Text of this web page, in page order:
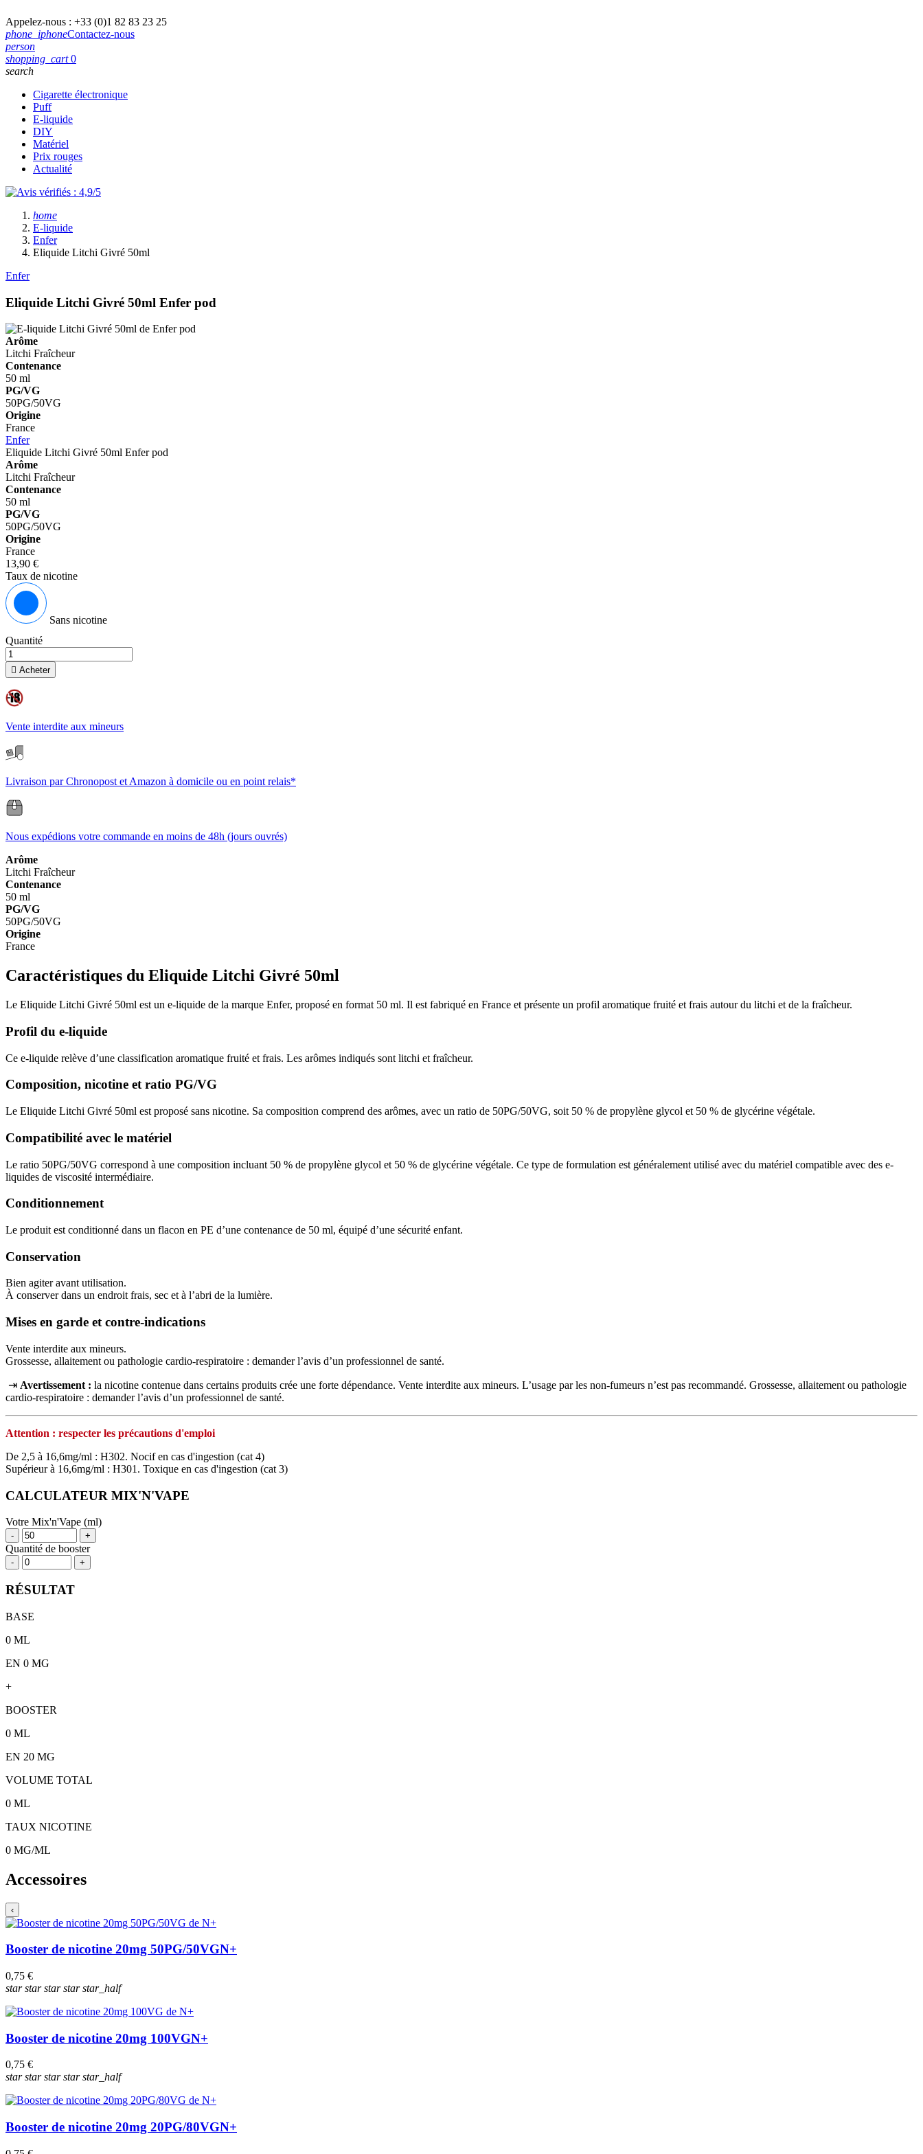
Appelez-nous : +33 (0)1 82 83 23 25
phone_iphoneContactez-nous
person
shopping_cart 0
search
Cigarette électronique
Puff
E-liquide
DIY
Matériel
Prix rouges
Actualité
home
E-liquide
Enfer
Eliquide Litchi Givré 50ml
Enfer
Eliquide Litchi Givré 50ml Enfer pod
Arôme
Litchi Fraîcheur
Contenance
50 ml
PG/VG
50PG/50VG
Origine
France
Enfer
Eliquide Litchi Givré 50ml Enfer pod
Arôme
Litchi Fraîcheur
Contenance
50 ml
PG/VG
50PG/50VG
Origine
France
13,90 €
Taux de nicotine
Sans nicotine
Quantité
 Acheter
Vente interdite aux mineurs
Livraison par Chronopost et Amazon à domicile ou en point relais*
Nous expédions votre commande en moins de 48h (jours ouvrés)
Arôme
Litchi Fraîcheur
Contenance
50 ml
PG/VG
50PG/50VG
Origine
France
Caractéristiques du Eliquide Litchi Givré 50ml
Le Eliquide Litchi Givré 50ml est un e-liquide de la marque Enfer, proposé en format 50 ml. Il est fabriqué en France et présente un profil aromatique fruité et frais autour du litchi et de la fraîcheur.
Profil du e-liquide
Ce e-liquide relève d’une classification aromatique fruité et frais. Les arômes indiqués sont litchi et fraîcheur.
Composition, nicotine et ratio PG/VG
Le Eliquide Litchi Givré 50ml est proposé sans nicotine. Sa composition comprend des arômes, avec un ratio de 50PG/50VG, soit 50 % de propylène glycol et 50 % de glycérine végétale.
Compatibilité avec le matériel
Le ratio 50PG/50VG correspond à une composition incluant 50 % de propylène glycol et 50 % de glycérine végétale. Ce type de formulation est généralement utilisé avec du matériel compatible avec des e-
liquides de viscosité intermédiaire.
Conditionnement
Le produit est conditionné dans un flacon en PE d’une contenance de 50 ml, équipé d’une sécurité enfant.
Conservation
Bien agiter avant utilisation.
À conserver dans un endroit frais, sec et à l’abri de la lumière.
Mises en garde et contre-indications
Vente interdite aux mineurs.
Grossesse, allaitement ou pathologie cardio-respiratoire : demander l’avis d’un professionnel de santé.
⇥ Avertissement : la nicotine contenue dans certains produits crée une forte dépendance. Vente interdite aux mineurs. L’usage par les non‑fumeurs n’est pas recommandé. Grossesse, allaitement ou pathologie
cardio‑respiratoire : demander l’avis d’un professionnel de santé.
Attention : respecter les précautions d'emploi
De 2,5 à 16,6mg/ml : H302. Nocif en cas d'ingestion (cat 4)
Supérieur à 16,6mg/ml : H301. Toxique en cas d'ingestion (cat 3)
CALCULATEUR MIX'N'VAPE
Votre Mix'n'Vape (ml)
- +
Quantité de booster
- +
RÉSULTAT
BASE
0 ML
EN 0 MG
+
BOOSTER
0 ML
EN 20 MG
VOLUME TOTAL
0 ML
TAUX NICOTINE
0 MG/ML
Accessoires
‹
Booster de nicotine 20mg 50PG/50VGN+
0,75 €
starstarstarstarstar_half
Booster de nicotine 20mg 100VGN+
0,75 €
starstarstarstarstar_half
Booster de nicotine 20mg 20PG/80VGN+